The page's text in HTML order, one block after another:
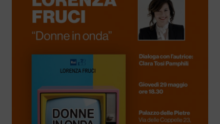
Approfondimenti culturali su Arte,
Rai Cultura
Per le scuole secondarie di I e II grado,
l’Università, i Docenti e l’istruzione degli
adulti.
Rai Scuola